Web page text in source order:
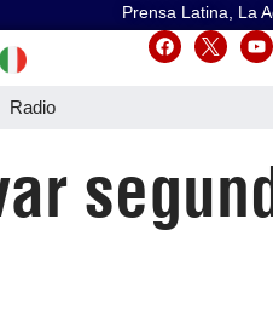
Prensa Latina, La
Radio